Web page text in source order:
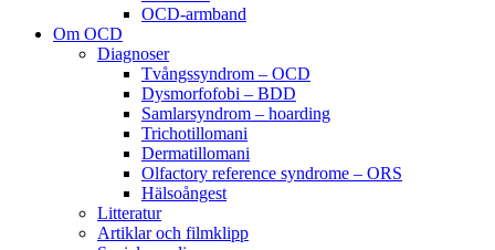
OCD-armband
Om OCD
Diagnoser
Tvångssyndrom – OCD
Dysmorfofobi – BDD
Samlarsyndrom – hoarding
Trichotillomani
Dermatillomani
Olfactory reference syndrome – ORS
Hälsoångest
Litteratur
Artiklar och filmklipp